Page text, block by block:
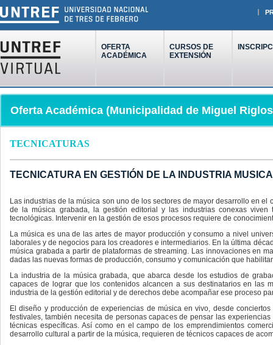
OFERTA
ACADÉMICA
CURSOS DE
EXTENSIÓN
Oferta Académica (Municipalidad de Miguel
TECNICATURAS
TECNICATURA EN GESTIÓN DE LA INDUSTRIA
Las industrias de la música son uno de los sectores de mayor desarrollo en
de la música grabada, la gestión editorial y las industrias conexas
tecnológicas. Intervenir en la gestión de esos procesos requiere de
La música es una de las artes de mayor producción y consumo a nivel
laborales y de negocios para los creadores e intermediarios. En la última
música grabada a partir de plataformas de streaming. Las innovaciones en
dadas las nuevas formas de producción, consumo y comunicación que
La industria de la música grabada, que abarca desde los estudios de
capaces de lograr que los contenidos alcancen a sus destinatarios en las
industria de la gestión editorial y de derechos debe acompañar ese proceso
El diseño y producción de experiencias de música en vivo, desde
festivales, también necesita de personas capaces de pensar las
técnicas específicas. Así como en el campo de los emprendimientos
desarrollo cultural a partir de la música, requieren de técnicos capaces de